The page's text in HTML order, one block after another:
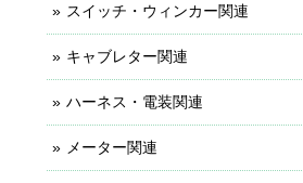
スイッチ・ウィンカー関連
キャブレター関連
ハーネス・電装関連
メーター関連